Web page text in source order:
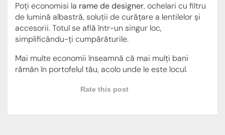
Poți economisi la rame de designer, ochelari cu filtru
de lumină albastră, soluții de curățare a lentilelor și
accesorii. Totul se află într-un singur loc,
simplificându-ți cumpărăturile.
Mai multe economii înseamnă că mai mulți bani
rămân în portofelul tău, acolo unde le este locul.
Rate this post